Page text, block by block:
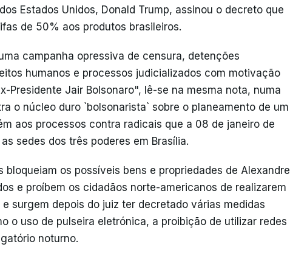
Estados Unidos, Donald Trump, assinou o decreto que
de 50% aos produtos brasileiros.
campanha opressiva de censura, detenções
humanos e processos judicializados com motivação
Presidente Jair Bolsonaro", lê-se na mesma nota, numa
o núcleo duro `bolsonarista` sobre o planeamento de um
aos processos contra radicais que a 08 de janeiro de
sedes dos três poderes em Brasília.
bloqueiam os possíveis bens e propriedades de Alexandre
e proíbem os cidadãos norte-americanos de realizarem
surgem depois do juiz ter decretado várias medidas
o uso de pulseira eletrónica, a proibição de utilizar redes
noturno.